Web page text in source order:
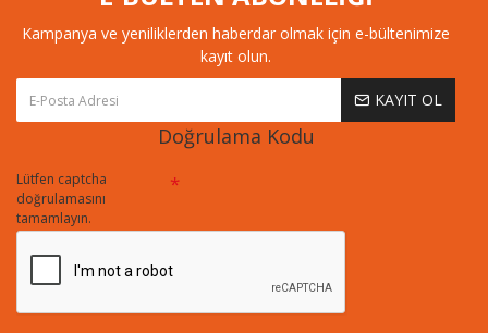
Kampanya ve yeniliklerden haberdar olmak için e-bültenimize
kayıt olun.
KAYIT OL
Doğrulama Kodu
Lütfen captcha
doğrulamasını
tamamlayın.